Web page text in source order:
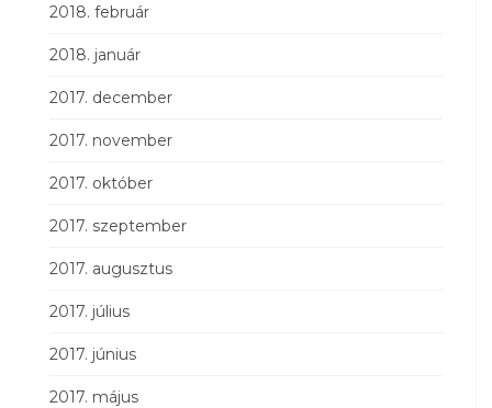
2018. február
2018. január
2017. december
2017. november
2017. október
2017. szeptember
2017. augusztus
2017. július
2017. június
2017. május